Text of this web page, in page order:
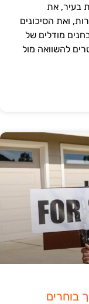
בעיר, את
ואת הסיכונים
מודלים של
להשוואה מול
בוחרים